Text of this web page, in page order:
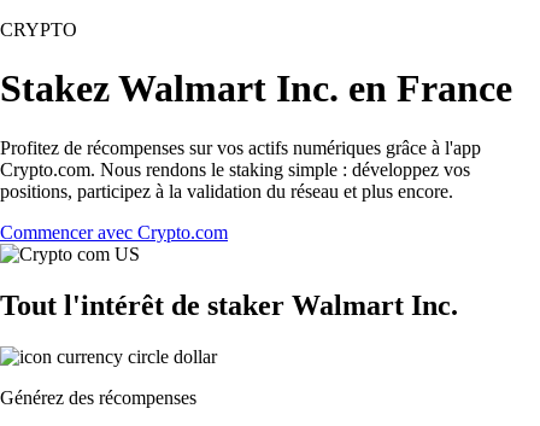
CRYPTO
Stakez Walmart Inc. en France
Profitez de récompenses sur vos actifs numériques grâce à l'app
Crypto.com. Nous rendons le staking simple : développez vos
positions, participez à la validation du réseau et plus encore.
Commencer avec Crypto.com
Tout l'intérêt de staker Walmart Inc.
Générez des récompenses